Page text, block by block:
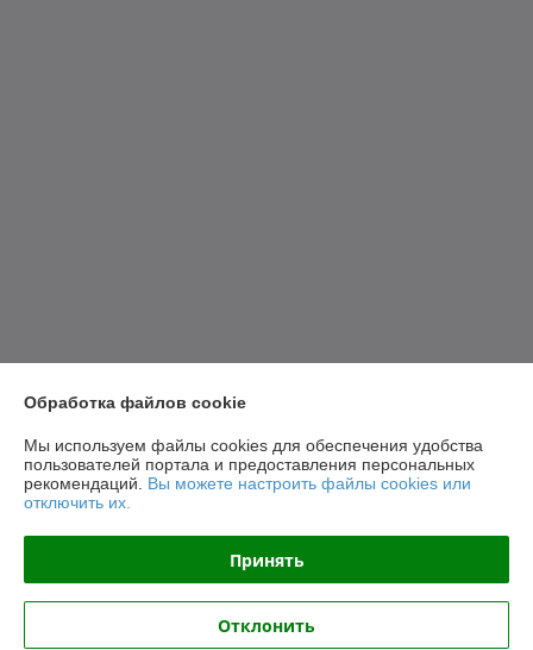
Обработка файлов cookie
Мы используем файлы cookies для обеспечения удобства
пользователей портала и предоставления персональных
рекомендаций. Вы можете настроить файлы cookies или
отключить их.
Принять
Отклонить